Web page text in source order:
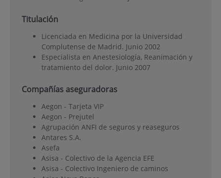
Titulación
Licenciada en Medicina por la Universidad
Complutense de Madrid. Junio 2002
Especialista en Anestesiología, Reanimación y
tratamiento del dolor. Junio 2007
Compañías aseguradoras
Aegon - Tarjeta VIP
Aegon - Prejutel
Agrupación ANFI de seguros y reaseguros
Antares S.A.
Asefa
Asisa - Colectivo de la Agencia EFE
Asisa - Colectivo Ingeniero de caminos